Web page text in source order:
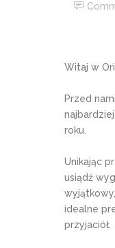
Witaj w
Przed
roku.
Unikając
usiądź
idealne
przyjaciół.